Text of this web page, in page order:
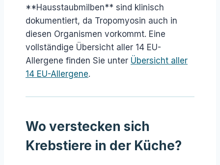
**Hausstaubmilben** sind klinisch
dokumentiert, da Tropomyosin auch in
diesen Organismen vorkommt. Eine
vollständige Übersicht aller 14 EU-
Allergene finden Sie unter Übersicht aller
14 EU-Allergene.
Wo verstecken sich
Krebstiere in der Küche?